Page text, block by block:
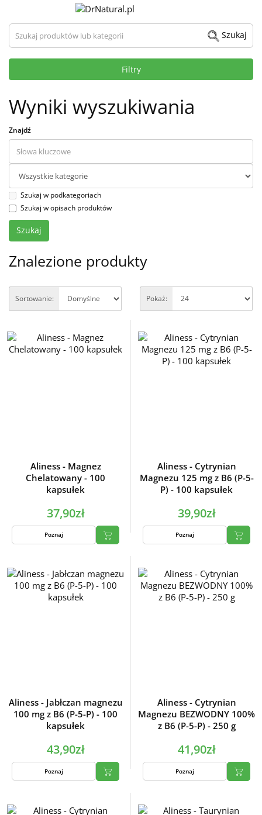
Szukaj produktów lub kategorii Szukaj
Filtry
Wyniki wyszukiwania
Znajdź
Szukaj w podkategoriach
Szukaj w opisach produktów
Znalezione produkty
Sortowanie: Pokaż:
Aliness - Magnez
Chelatowany - 100
kapsułek
37,90zł
Poznaj
Aliness - Cytrynian
Magnezu 125 mg z B6 (P-5-
P) - 100 kapsułek
39,90zł
Poznaj
Aliness - Jabłczan magnezu
100 mg z B6 (P-5-P) - 100
kapsułek
43,90zł
Poznaj
Aliness - Cytrynian
Magnezu BEZWODNY 100%
z B6 (P-5-P) - 250 g
41,90zł
Poznaj